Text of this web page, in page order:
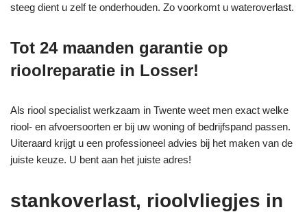
steeg dient u zelf te onderhouden. Zo voorkomt u wateroverlast.
Tot 24 maanden garantie op
rioolreparatie in Losser!
Als riool specialist werkzaam in Twente weet men exact welke
riool- en afvoersoorten er bij uw woning of bedrijfspand passen.
Uiteraard krijgt u een professioneel advies bij het maken van de
juiste keuze. U bent aan het juiste adres!
stankoverlast, rioolvliegjes in